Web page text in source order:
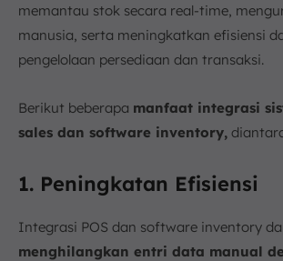
memantau stok secara real-time,
manusia, serta meningkatkan efisiensi
pengelolaan persediaan dan transaksi.
Berikut beberapa manfaat integrasi
sales dan software inventory,
1. Peningkatan Efisiensi
Integrasi POS dan software inventory
menghilangkan entri data manual